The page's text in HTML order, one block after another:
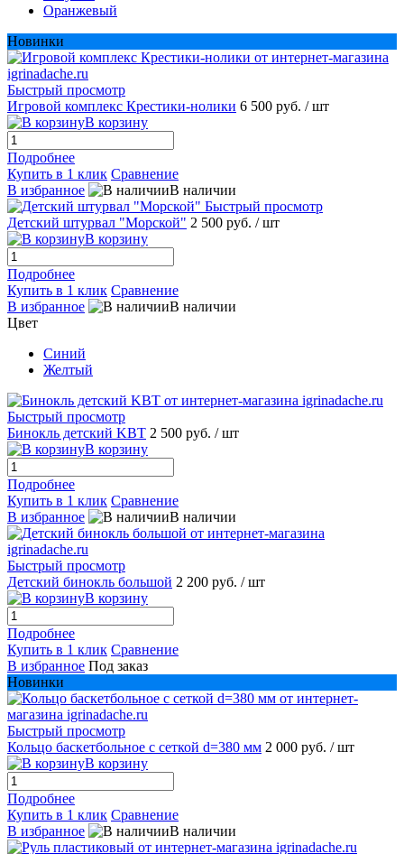
Оранжевый
Новинки
Быстрый просмотр
Игровой комплекс Крестики-нолики 6 500 руб. / шт
В корзину
Подробнее
Купить в 1 клик Сравнение
В избранное
В наличии
Быстрый просмотр
Детский штурвал "Морской" 2 500 руб. / шт
В корзину
Подробнее
Купить в 1 клик Сравнение
В избранное
В наличии
Цвет
Синий
Желтый
Быстрый просмотр
Бинокль детский KBT 2 500 руб. / шт
В корзину
Подробнее
Купить в 1 клик Сравнение
В избранное
В наличии
Быстрый просмотр
Детский бинокль большой 2 200 руб. / шт
В корзину
Подробнее
Купить в 1 клик Сравнение
В избранное Под заказ
Новинки
Быстрый просмотр
Кольцо баскетбольное с сеткой d=380 мм 2 000 руб. / шт
В корзину
Подробнее
Купить в 1 клик Сравнение
В избранное
В наличии